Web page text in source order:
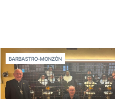
BARBASTRO-MONZÓN